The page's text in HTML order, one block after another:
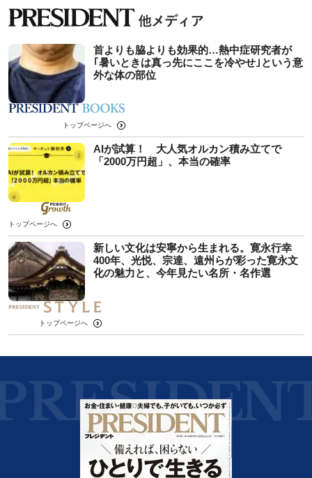
首よりも脇よりも効果的…熱中症研究者が
｢暑いときは真っ先にここを冷やせ｣という意
外な体の部位
トップページへ
AIが試算！ 大人気オルカン積み立てで
「2000万円超」、本当の確率
トップページへ
新しい文化は安寧から生まれる。寛永行幸
400年、光悦、宗達、遠州らが彩った寛永文
化の魅力と、今年見たい名所・名作選
トップページへ